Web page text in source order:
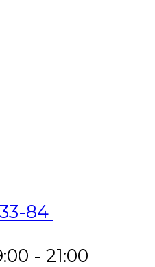
84
- 21:00